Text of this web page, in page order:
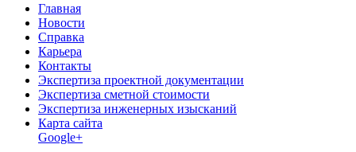
Главная
Новости
Справка
Карьера
Контакты
Экспертиза проектной документации
Экспертиза сметной стоимости
Экспертиза инженерных изысканий
Карта сайта
Google+